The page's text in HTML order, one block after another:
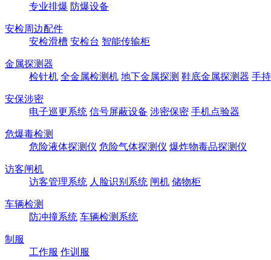
专业排爆 防爆设备
安检周边配件
安检滑槽 安检台 智能传输柜
金属探测器
检针机 全金属检测机 地下金属探测 鞋底金属探测器 手
安保涉密
电子巡更系统 信号屏蔽设备 涉密保密 手机点验器
危爆毒检测
危险液体探测仪 危险气体探测仪 爆炸物毒品探测仪
访客闸机
访客管理系统 人脸识别系统 闸机 储物柜
车辆检测
防冲撞系统 车辆检测系统
制服
工作服 作训服